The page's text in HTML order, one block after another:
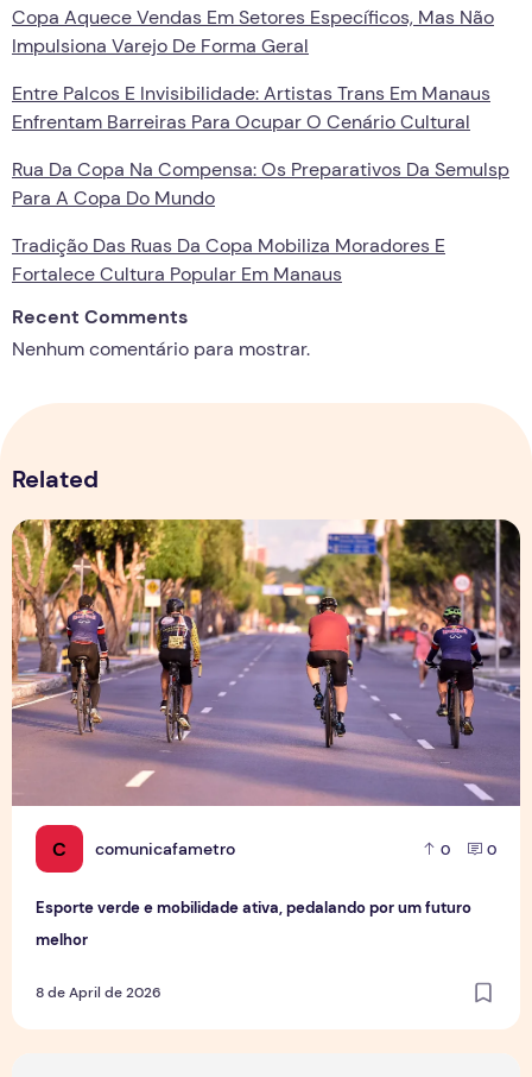
Copa Aquece Vendas Em Setores Específicos, Mas Não
Impulsiona Varejo De Forma Geral
Entre Palcos E Invisibilidade: Artistas Trans Em Manaus
Enfrentam Barreiras Para Ocupar O Cenário Cultural
Rua Da Copa Na Compensa: Os Preparativos Da Semulsp
Para A Copa Do Mundo
Tradição Das Ruas Da Copa Mobiliza Moradores E
Fortalece Cultura Popular Em Manaus
Recent Comments
Nenhum comentário para mostrar.
Related
C comunicafametro 0 0
Esporte verde e mobilidade ativa, pedalando por um futuro
melhor
8 de April de 2026
Esporte verde e mobilidade ativa, pedalando por um futuro